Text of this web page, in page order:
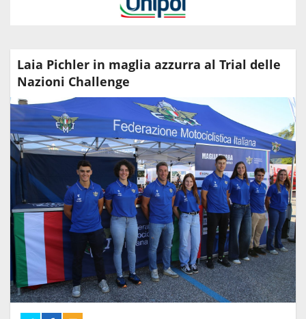
Laia Pichler in maglia azzurra al Trial delle
Nazioni Challenge